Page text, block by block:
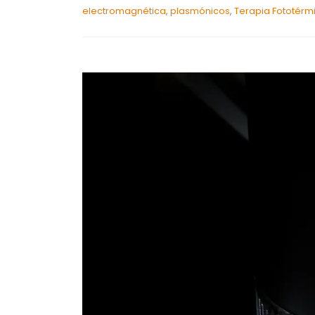
electromagnética, plasmónicos, Terapia